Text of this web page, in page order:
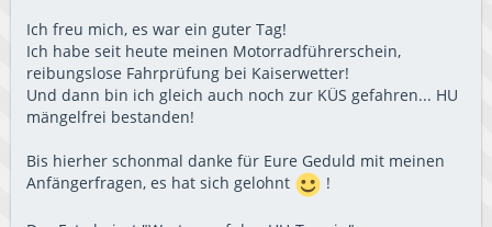
Ich freu mich, es war ein guter Tag!
Ich habe seit heute meinen Motorradführerschein,
reibungslose Fahrprüfung bei Kaiserwetter!
Und dann bin ich gleich auch noch zur KÜS gefahren... HU
mängelfrei bestanden!
Bis hierher schonmal danke für Eure Geduld mit meinen
Anfängerfragen, es hat sich gelohnt
!